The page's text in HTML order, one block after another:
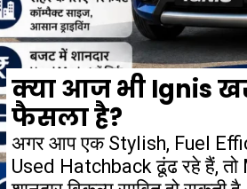
क्या आज भी Ignis
फैसला है?
अगर आप एक Stylish, Fuel
Used Hatchback ढूंढ रहे हैं,